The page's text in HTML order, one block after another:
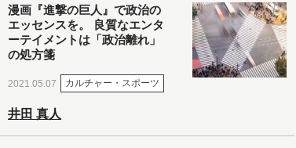
漫画『進撃の巨人』で政治の
エッセンスを。 良質なエンタ
ーテイメントは「政治離れ」
の処方箋
2021.05.07 カルチャー・スポーツ
井田 真人